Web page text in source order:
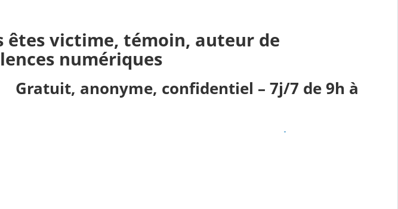
êtes victime, témoin, auteur de
numériques
Gratuit, anonyme, confidentiel – 7j/7 de 9h à